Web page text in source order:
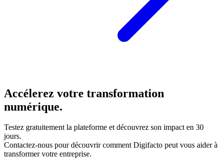
Accélerez votre transformation
numérique.
Testez gratuitement la plateforme et découvrez son impact en 30
jours.
Contactez-nous pour découvrir comment Digifacto peut vous aider à
transformer votre entreprise.